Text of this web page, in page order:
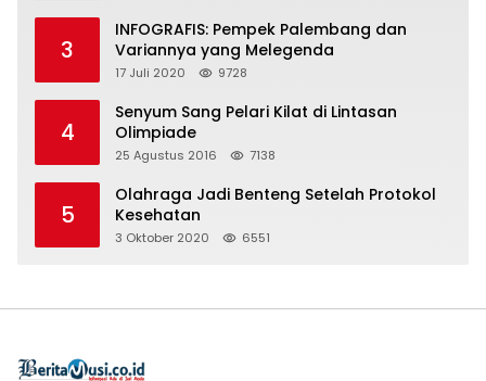
3
INFOGRAFIS: Pempek Palembang dan
Variannya yang Melegenda
17 Juli 2020 9728
4
Senyum Sang Pelari Kilat di Lintasan
Olimpiade
25 Agustus 2016 7138
5
Olahraga Jadi Benteng Setelah Protokol
Kesehatan
3 Oktober 2020 6551